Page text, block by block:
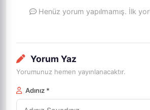
Henüz yorum yapılmamış. İlk
Yorum Yaz
Yorumunuz hemen yayınlanacaktır.
Adınız *